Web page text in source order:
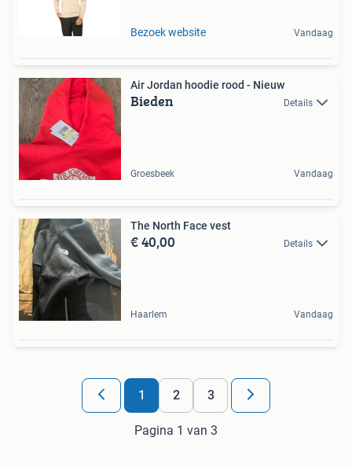
Bezoek website Vandaag
Air Jordan hoodie rood - Nieuw
Bieden Details
Groesbeek Vandaag
The North Face vest
€ 40,00 Details
Haarlem Vandaag
1 2 3
Pagina 1 van 3